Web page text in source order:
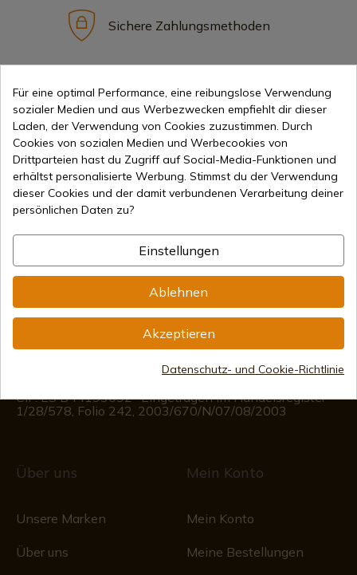
Sichere Zahlungsmethoden
Internationaler Versand
Information
info@aceros-de-hispania.com
(+34)978 877 088
(+34)676 850 364
Kundeninformationen
CIF: ES B44193092 · Eingetragen im Handelsregister
1/28/578, Folio 242, 2003/670/N/07/08/2003
Über uns
Unsere Marken
Über uns
Mein Konto
Mein Konto
Meine Bestellungen
Für eine optimal Performance, eine reibungslose Verwendung
sozialer Medien und aus Werbezwecken empfiehlt dir dieser
Laden, der Verwendung von Cookies zuzustimmen. Durch
Cookies von sozialen Medien und Werbecookies von
Drittparteien hast du Zugriff auf Social-Media-Funktionen und
erhältst personalisierte Werbung. Stimmst du der Verwendung
dieser Cookies und der damit verbundenen Verarbeitung deiner
persönlichen Daten zu?
Einstellungen
Ablehnen
Akzeptieren
Datenschutz- und Cookie-Richtlinie